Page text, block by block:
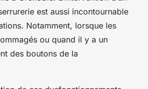
est aussi incontournable
Notamment, lorsque les
ou quand il y a un
des boutons de la